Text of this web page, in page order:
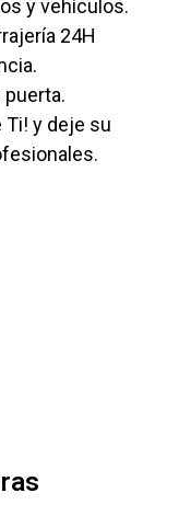
y vehículos.
24H
Ti! y deje su